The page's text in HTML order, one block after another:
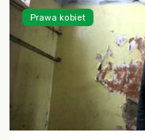
Prawa kobiet